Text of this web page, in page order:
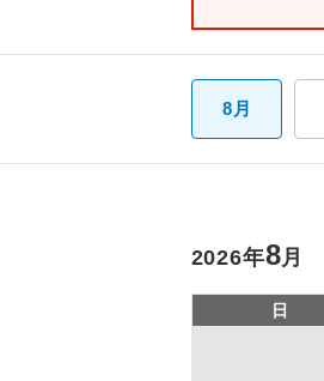
8月
2026年8月
日